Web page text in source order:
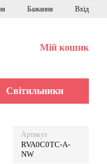
Бажання Вхід
Мій кошик
Світильники
Артикул
RVA0C0TC-A-
NW